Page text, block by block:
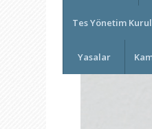
Tes Yönetim
Yasalar